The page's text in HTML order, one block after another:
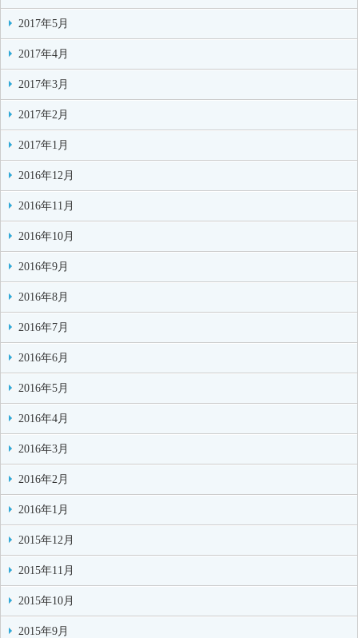
2017年5月
2017年4月
2017年3月
2017年2月
2017年1月
2016年12月
2016年11月
2016年10月
2016年9月
2016年8月
2016年7月
2016年6月
2016年5月
2016年4月
2016年3月
2016年2月
2016年1月
2015年12月
2015年11月
2015年10月
2015年9月